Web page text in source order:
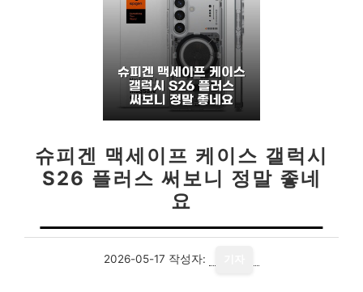
슈피겐 맥세이프 케이스 갤럭시
S26 플러스 써보니 정말 좋네
요
2026-05-17 작성자: